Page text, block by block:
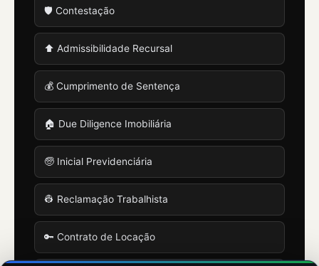
🛡️ Contestação
⬆️ Admissibilidade Recursal
💰 Cumprimento de Sentença
🏠 Due Diligence Imobiliária
🧓 Inicial Previdenciária
👷 Reclamação Trabalhista
🔑 Contrato de Locação